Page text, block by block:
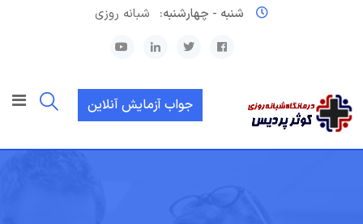
شنبه - چهارشنبه:
شبانه روزی
جواب آزمایش آنلاین